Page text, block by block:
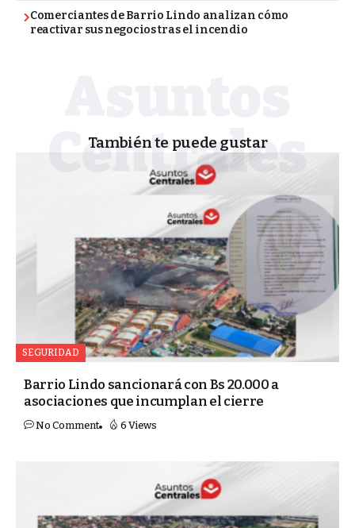
Comerciantes de Barrio Lindo analizan cómo
reactivar sus negocios tras el incendio
También te puede gustar
SEGURIDAD
Barrio Lindo sancionará con Bs 20.000 a
asociaciones que incumplan el cierre
No Comment 6 Views